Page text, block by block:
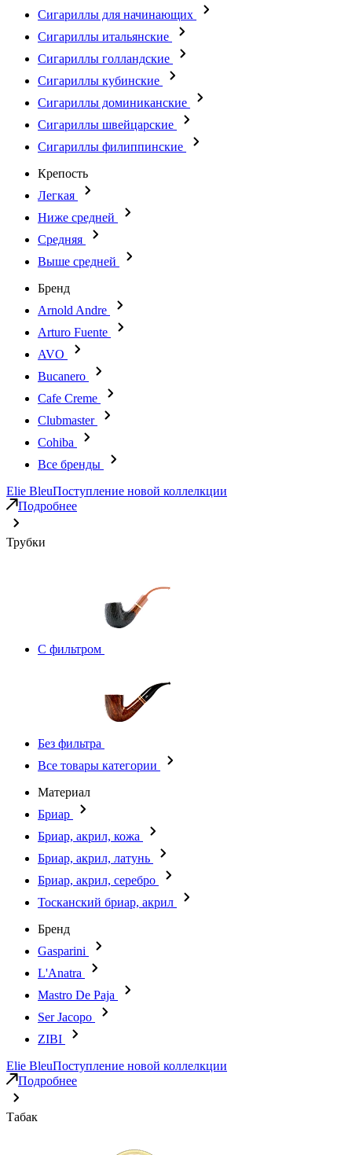
Сигариллы для начинающих
Сигариллы итальянские
Сигариллы голландские
Сигариллы кубинские
Сигариллы доминиканские
Сигариллы швейцарские
Сигариллы филиппинские
Крепость
Легкая
Ниже средней
Средняя
Выше средней
Бренд
Arnold Andre
Arturo Fuente
AVO
Bucanero
Cafe Creme
Clubmaster
Cohiba
Все бренды
Elie BleuПоступление новой коллелкции
Подробнее
Трубки
С фильтром
Без фильтра
Все товары категории
Материал
Бриар
Бриар, акрил, кожа
Бриар, акрил, латунь
Бриар, акрил, серебро
Тосканский бриар, акрил
Бренд
Gasparini
L'Anatra
Mastro De Paja
Ser Jacopo
ZIBI
Elie BleuПоступление новой коллелкции
Подробнее
Табак